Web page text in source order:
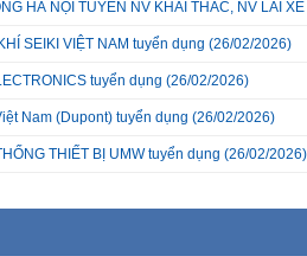
HÀ NỘI TUYỂN NV KHAI THÁC, NV LÁI
SEIKI VIỆT NAM tuyển dụng (26/02/2026)
tuyển dụng (26/02/2026)
Nam (Dupont) tuyển dụng (26/02/2026)
THIẾT BỊ UMW tuyển dụng (26/02/2026)